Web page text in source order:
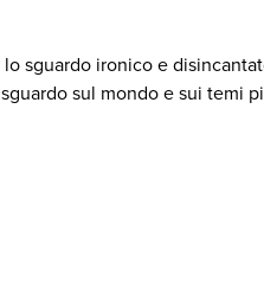
sguardo ironico e
sul mondo e sui temi